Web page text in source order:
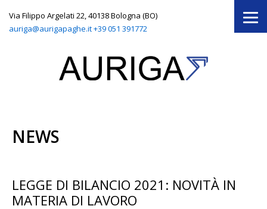
Via Filippo Argelati 22, 40138 Bologna (BO)
auriga@aurigapaghe.it+39 051 391772
NEWS
LEGGE DI BILANCIO 2021: NOVITÀ IN
MATERIA DI LAVORO